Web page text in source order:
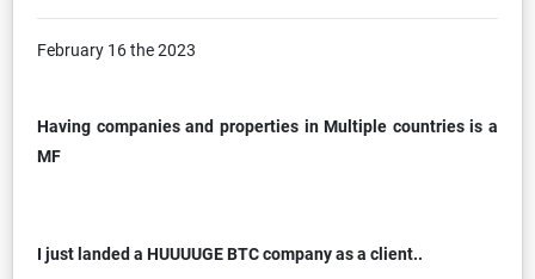
February 16 the 2023
Having companies and properties in Multiple countries is a
MF
I just landed a HUUUUGE BTC company as a client..